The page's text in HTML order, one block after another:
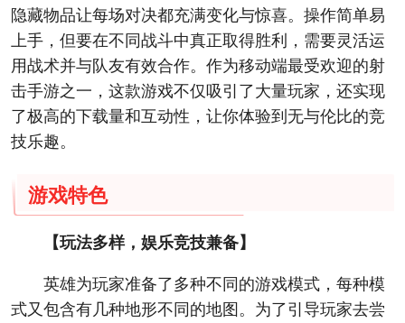
隐藏物品让每场对决都充满变化与惊喜。操作简单易
上手，但要在不同战斗中真正取得胜利，需要灵活运
用战术并与队友有效合作。作为移动端最受欢迎的射
击手游之一，这款游戏不仅吸引了大量玩家，还实现
了极高的下载量和互动性，让你体验到无与伦比的竞
技乐趣。
游戏特色
【玩法多样，娱乐竞技兼备】
英雄为玩家准备了多种不同的游戏模式，每种模
式又包含有几种地形不同的地图。为了引导玩家去尝